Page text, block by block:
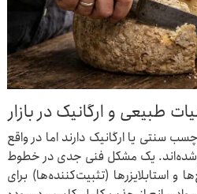
طبیعی و ارگانیک در بازار
سنتی یا ارگانیک دارند اما در واقع
شده‌اند. یک مشکل فنی جدی در خطوط
و استابلایزرها (تثبیت‌کننده‌ها) برای